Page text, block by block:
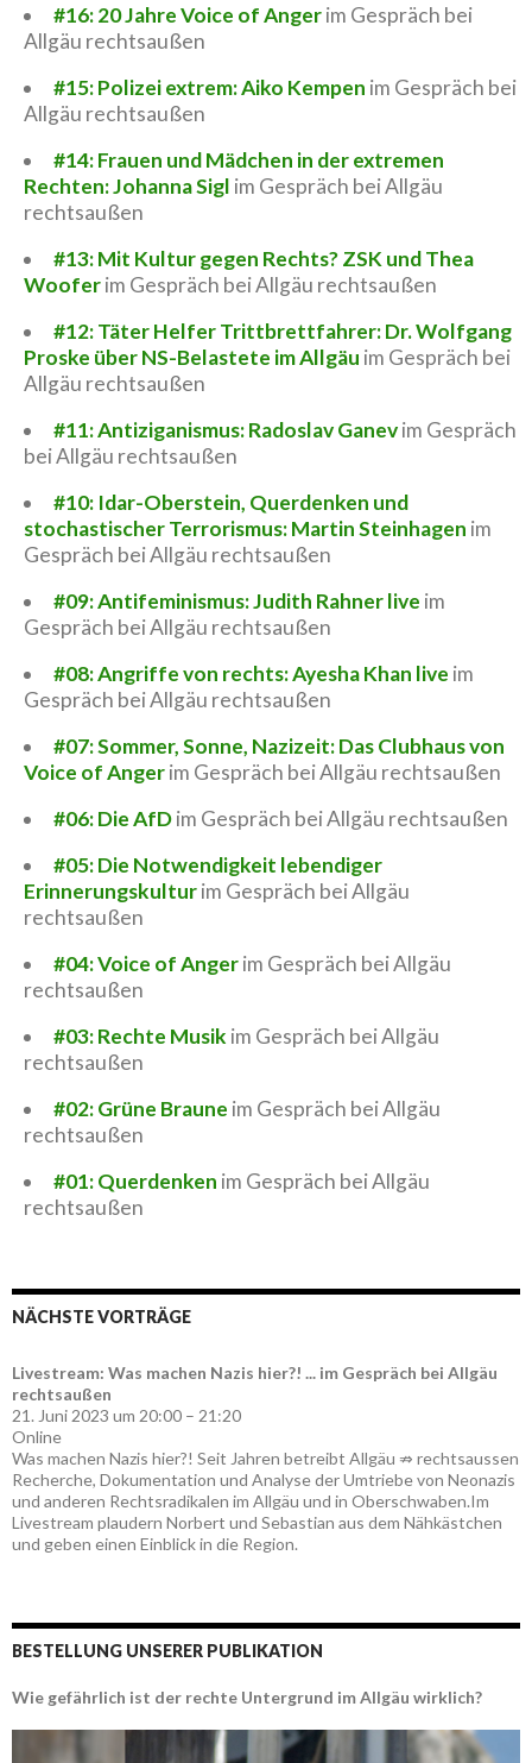
#16: 20 Jahre Voice of Angerim Gespräch bei
Allgäu rechtsaußen
#15: Polizei extrem: Aiko Kempen im Gespräch bei
Allgäu rechtsaußen
#14: Frauen und Mädchen in der extremen
Rechten: Johanna Sigl im Gespräch bei Allgäu
rechtsaußen
#13: Mit Kultur gegen Rechts? ZSK und Thea
Wooferim Gespräch bei Allgäu rechtsaußen
#12: Täter Helfer Trittbrettfahrer: Dr. Wolfgang
Proske über NS-Belastete im Allgäu im Gespräch bei
Allgäu rechtsaußen
#11: Antiziganismus: Radoslav Ganevim Gespräch
bei Allgäu rechtsaußen
#10: Idar-Oberstein, Querdenken und
stochastischer Terrorismus: Martin Steinhagen im
Gespräch bei Allgäu rechtsaußen
#09: Antifeminismus: Judith Rahner live im
Gespräch bei Allgäu rechtsaußen
#08: Angriffe von rechts: Ayesha Khan live im
Gespräch bei Allgäu rechtsaußen
#07: Sommer, Sonne, Nazizeit: Das Clubhaus von
Voice of Angerim Gespräch bei Allgäu rechtsaußen
#06: Die AfDim Gespräch bei Allgäu rechtsaußen
#05: Die Notwendigkeit lebendiger
Erinnerungskulturim Gespräch bei Allgäu
rechtsaußen
#04: Voice of Angerim Gespräch bei Allgäu
rechtsaußen
#03: Rechte Musik im Gespräch bei Allgäu
rechtsaußen
#02: Grüne Braune im Gespräch bei Allgäu
rechtsaußen
#01: Querdenken im Gespräch bei Allgäu
rechtsaußen
NÄCHSTE VORTRÄGE
Livestream: Was machen Nazis hier?! ... im Gespräch bei Allgäu
rechtsaußen
21. Juni 2023 um 20:00 – 21:20
Online
Was machen Nazis hier?! Seit Jahren betreibt Allgäu ⇏ rechtsaussen
Recherche, Dokumentation und Analyse der Umtriebe von Neonazis
und anderen Rechtsradikalen im Allgäu und in Oberschwaben.Im
Livestream plaudern Norbert und Sebastian aus dem Nähkästchen
und geben einen Einblick in die Region.
BESTELLUNG UNSERER PUBLIKATION
Wie gefährlich ist der rechte Untergrund im Allgäu wirklich?